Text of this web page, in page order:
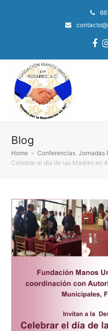
Blog
Home » Conferencias,Jornadas
Celebrar el dia de las Madres en